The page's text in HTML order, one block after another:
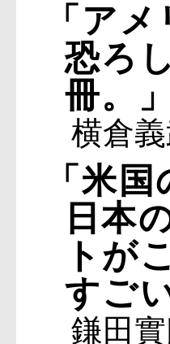
「ア
恐ろ
冊。」
横倉
「米
日本
トが
すご
鎌田